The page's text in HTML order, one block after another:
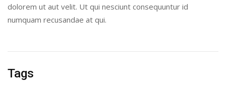
dolorem ut aut velit. Ut qui nesciunt consequuntur id
numquam recusandae at qui.
Tags